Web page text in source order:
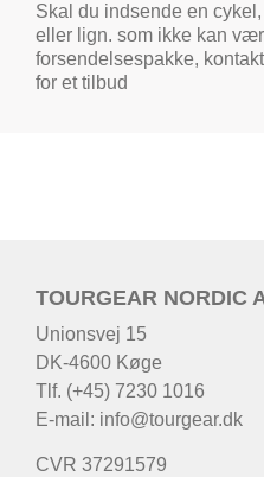
Skal du indsende en
eller lign. som ikke kan
forsendelsespakke,
for et tilbud
TOURGEAR NORDIC
Unionsvej 15
DK-4600 Køge
Tlf. (+45) 7230 1016
E-mail: info@tourgear.dk
CVR 37291579